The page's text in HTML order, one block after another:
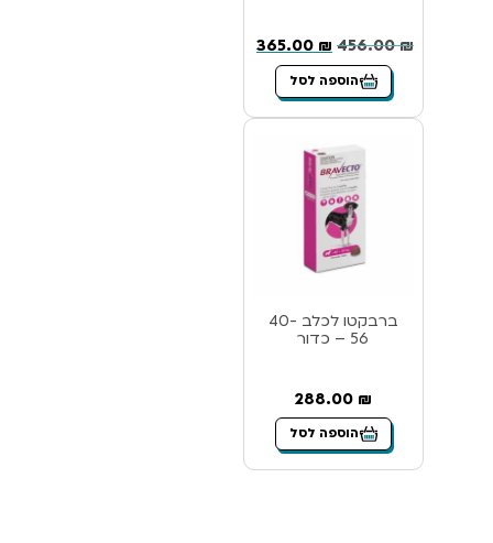
456.00₪
365.00 ₪
הוספה לסל
ברבקטו לכלב 40-
56 – כדור
288.00 ₪
הוספה לסל